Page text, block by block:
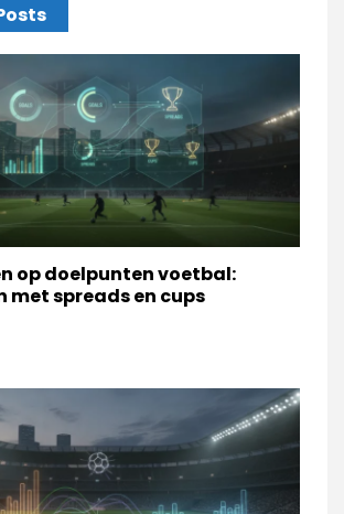
op doelpunten voetbal:
met spreads en cups